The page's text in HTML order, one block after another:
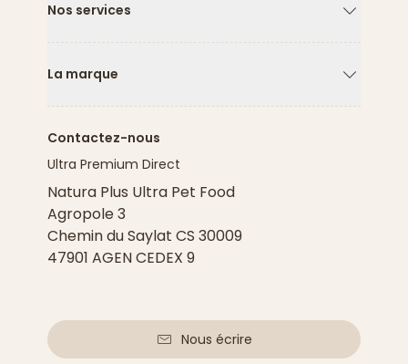
Nos services
La marque
Contactez-nous
Ultra Premium Direct
Natura Plus Ultra Pet Food
Agropole 3
Chemin du Saylat CS 30009
47901 AGEN CEDEX 9
Nous écrire